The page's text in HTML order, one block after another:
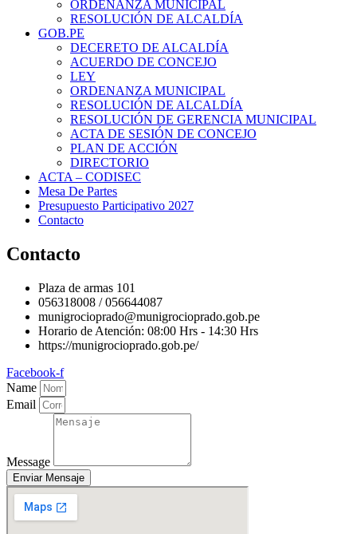
ORDENANZA MUNICIPAL
RESOLUCIÓN DE ALCALDÍA
GOB.PE
DECERETO DE ALCALDÍA
ACUERDO DE CONCEJO
LEY
ORDENANZA MUNICIPAL
RESOLUCIÓN DE ALCALDÍA
RESOLUCIÓN DE GERENCIA MUNICIPAL
ACTA DE SESIÓN DE CONCEJO
PLAN DE ACCIÓN
DIRECTORIO
ACTA – CODISEC
Mesa De Partes
Presupuesto Participativo 2027
Contacto
Contacto
Plaza de armas 101
056318008 / 056644087
munigrocioprado@munigrocioprado.gob.pe
Horario de Atención: 08:00 Hrs - 14:30 Hrs
https://munigrocioprado.gob.pe/
Facebook-f
Name
Email
Message
Enviar Mensaje